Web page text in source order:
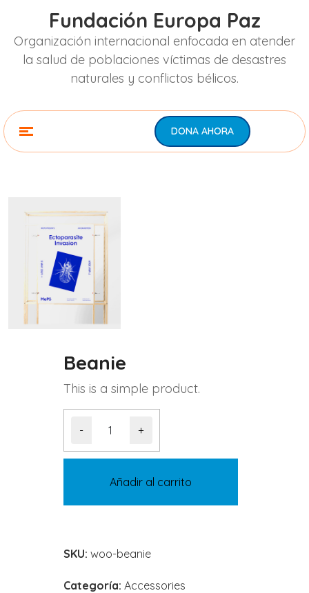
Fundación Europa Paz
Organización internacional enfocada en atender
la salud de poblaciones víctimas de desastres
naturales y conflictos bélicos.
DONA AHORA
Beanie
This is a simple product.
cantidad
- +
Añadir al carrito
SKU: woo-beanie
Categoría: Accessories